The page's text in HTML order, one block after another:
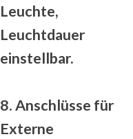
Leuchte,
Leuchtdauer
einstellbar.
8. Anschlüsse für
Externe